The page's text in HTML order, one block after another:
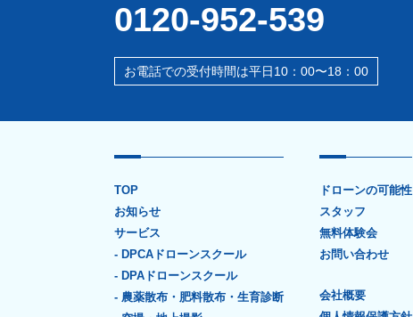
0120-952-539
お電話での受付時間は平日10：00〜18：00
TOP
お知らせ
サービス
- DPCAドローンスクール
- DPAドローンスクール
- 農薬散布・肥料散布・生育診断
ドローンの可能性
スタッフ
無料体験会
お問い合わせ
会社概要